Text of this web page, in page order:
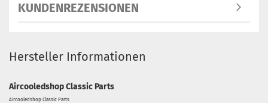
KUNDENREZENSIONEN
Hersteller Informationen
Aircooledshop Classic Parts
Aircooledshop Classic Parts